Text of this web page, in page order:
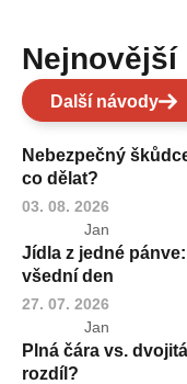
Další návody
Nebezpečný
co dělat?
03. 08. 2026
Jan
Jídla z jedné
všední den
27. 07. 2026
Jan
Plná čára vs.
rozdíl?